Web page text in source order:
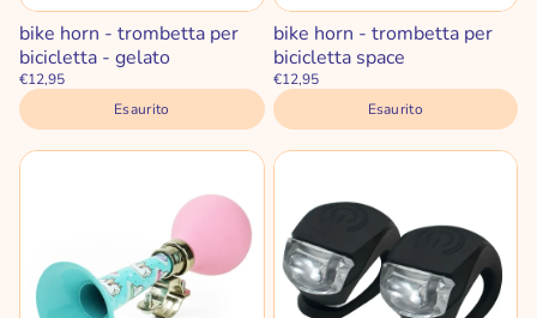
bike horn - trombetta per
bicicletta - gelato
€12,95
Esaurito
bike horn - trombetta per
bicicletta space
€12,95
Esaurito